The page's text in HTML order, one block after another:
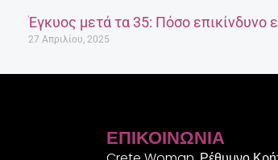
Έγκυος μετά τα 35: Πόσο επικίνδυνο
27 Απριλίου, 2025
ΕΠΙΚΟΙΝΩΝΊΑ